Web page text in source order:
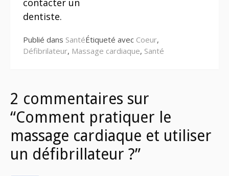
dentiste.
Publié dans SantéÉtiqueté avec Coeur,
Défibrilateur, Massage cardiaque, Santé
2 commentaires sur
“Comment pratiquer le
massage cardiaque et utiliser
un défibrillateur ?”